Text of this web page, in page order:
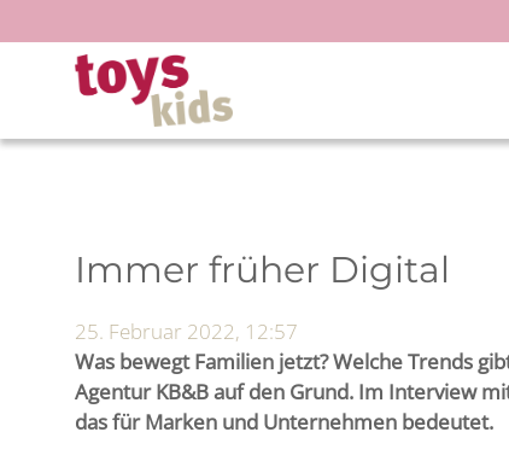
Inhalt
springen
Immer früher Digital
25. Februar 2022, 12:57
Was bewegt Familien jetzt? Welche Trends
Agentur KB&B auf den Grund. Im Interview
das für Marken und Unternehmen bedeutet.